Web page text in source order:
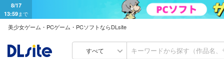
8/17
13:59まで
美少女ゲーム・PCゲーム・PCソフトならDLsite
すべて